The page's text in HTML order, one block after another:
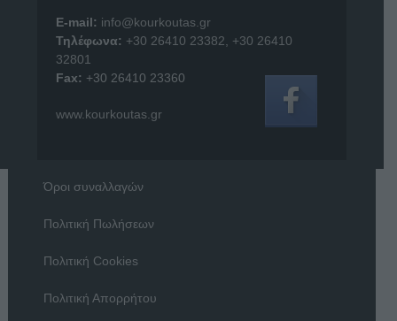
E-mail: info@kourkoutas.gr
Τηλέφωνα: +30 26410 23382
+30 26410
32801
Fax: +30 26410 23360
www.kourkoutas.gr
Όροι συναλλαγών
Πολιτική Πωλήσεων
Πολιτική Cookies
Πολιτική Απορρήτου